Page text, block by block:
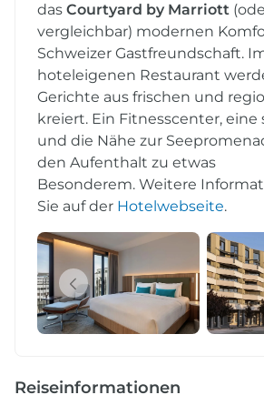
das Courtyard by Marriott
vergleichbar) modernen
Schweizer Gastfreundschaft.
hoteleigenen Restaurant
Gerichte aus frischen und
kreiert. Ein Fitnesscenter, eine
und die Nähe zur
den Aufenthalt zu etwas
Besonderem. Weitere
Sie auf der Hotelwebseite.
Reiseinformationen